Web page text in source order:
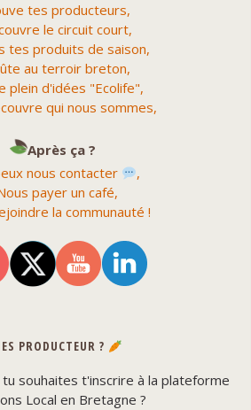
tes producteurs,
le circuit court,
tes produits de saison,
au terroir breton,
plein d'idées "Ecolife",
qui nous sommes,
Après ça ?
nous contacter
,
payer un café,
la communauté !
PRODUCTEUR ?
souhaites t'inscrire à la plateforme
Local en Bretagne ?